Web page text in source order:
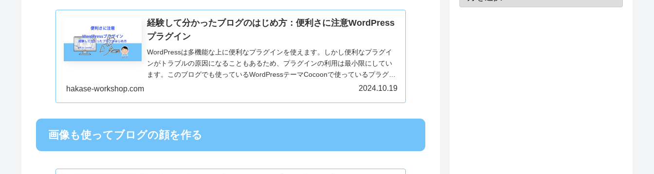
経験して分かったブログのはじめ方：便利さに注意WordPress
プラグイン
WordPressは多機能な上に便利なプラグインを使えます。しかし便利なプラグイ
ンがトラブルの原因になることもあるため、プラグインの利用は最小限にしてい
ます。このブログでも使っているWordPressテーマCocoonで使っているプラグイ
hakase-workshop.com 2024.10.19
画像も使ってブログの顔を作る